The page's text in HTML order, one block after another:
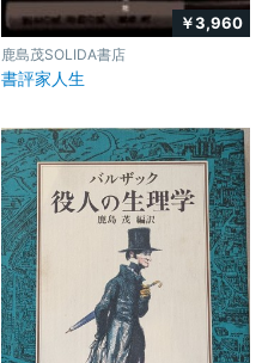
￥3,960
鹿島茂SOLIDA書店
書評家人生